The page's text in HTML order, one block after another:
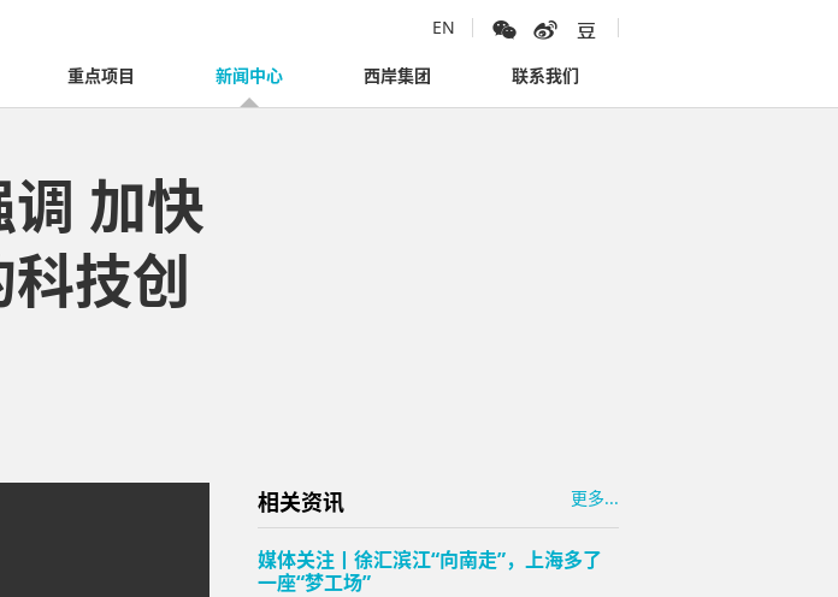
EN
重点项目 新闻中心 西岸集团 联系我们
加快
技创
相关资讯 更多...
媒体关注丨徐汇滨江“向南走”，上海多了
一座“梦工场”